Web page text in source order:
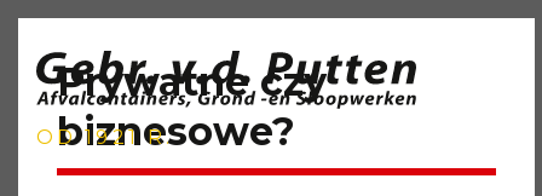
OD 1921 R.
Prywatne czy
biznesowe?